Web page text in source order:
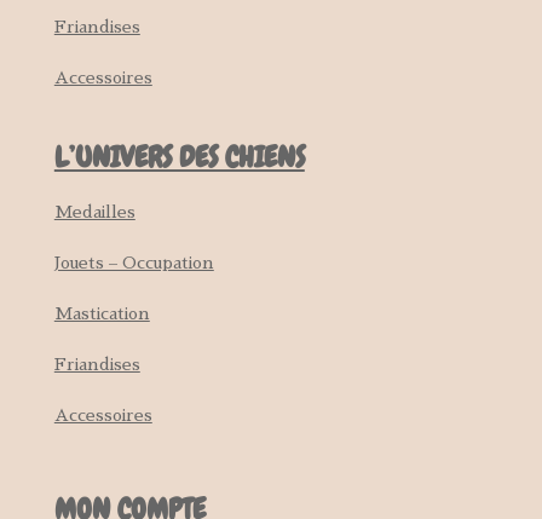
Friandises
Accessoires
L’UNIVERS DES CHIENS
Medailles
Jouets – Occupation
Mastication
Friandises
Accessoires
MON COMPTE